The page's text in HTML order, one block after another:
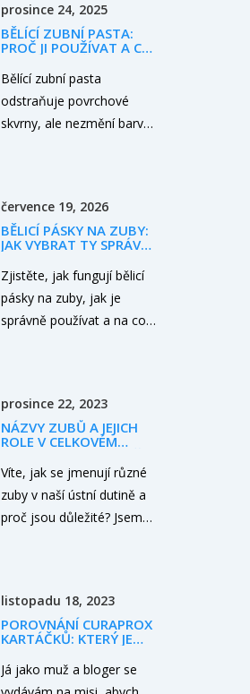
čas vyhledat pomoc
zubního lékaře, je klíčové
pro udržení zdravého
úsměvu a předcházení
závažnějším komplikacím.
V tomto článku se dočtete,
problémům se zuby.
prosince 24, 2025
BĚLÍCÍ ZUBNÍ PASTA:
PROČ JI POUŽÍVAT A CO
Bělící zubní pasta
odstraňuje povrchové
skvrny, ale nezmění barvu
není zázrak.
července 19, 2026
BĚLICÍ PÁSKY NA ZUBY:
JAK VYBRAT TY SPRÁVNÉ
BÍLEJŠÍCH ZUBŮ DOMA
Zjistěte, jak fungují bělicí
pásky na zuby, jak je
správně používat a na co si
úsměv.
prosince 22, 2023
NÁZVY ZUBŮ A JEJICH
ROLE V CELKOVÉM
VĚDĚT
Víte, jak se jmenují různé
zuby v naší ústní dutině a
proč jsou důležité? Jsem
opravdu zajímavého –
pojďme se podívat na
názvy jednotlivých zubů a
prohlédnout si, jakou roli
listopadu 18, 2023
POROVNÁNÍ CURAPROX
KARTÁČKŮ: KTERÝ JE
Já jako muž a bloger se